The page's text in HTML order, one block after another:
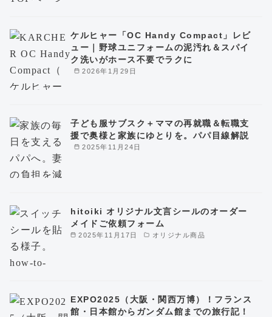
2026年1月29日
ケルヒャー「OC Handy Compact」レビ
ュー｜野球ユニフォームの泥汚れ＆スパイ
ク洗いがホース不要でラクに
2025年11月24日
子ども服サブスク＋ママの再就職＆転職支
援で奥様と家族にゆとりを。パパ目線解説
2025年11月17日 オリジナル商品
hitoiki オリジナル文言シールのオーダー
メイドご依頼フォーム
EXPO2025（大阪・関西万博）！フランス
館・日本館からガンダム館までの旅行記！